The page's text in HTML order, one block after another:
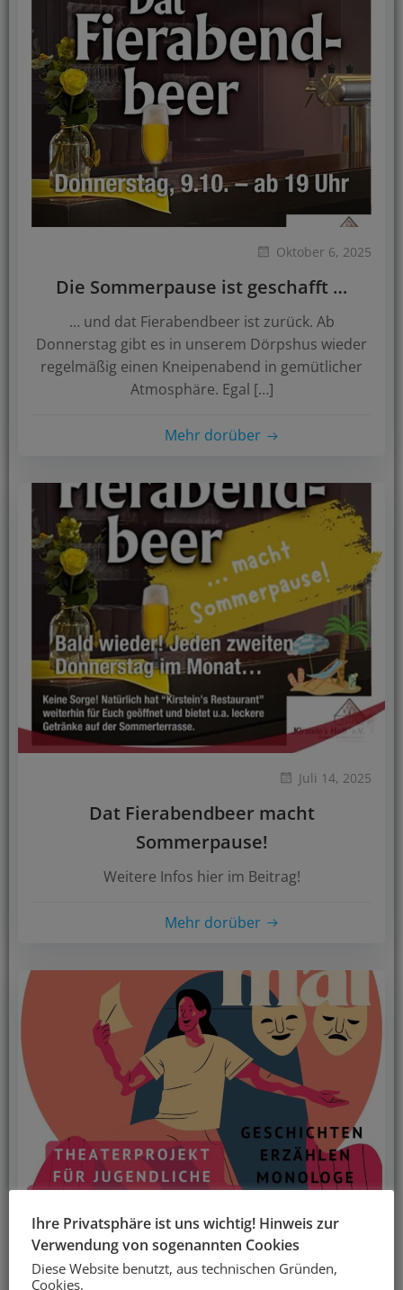
Oktober 6, 2025
Die Sommerpause ist geschafft …
… und dat Fierabendbeer ist zurück. Ab
Donnerstag gibt es in unserem Dörpshus wieder
regelmäßig einen Kneipenabend in gemütlicher
Atmosphäre. Egal […]
Mehr dorüber
Juli 14, 2025
Dat Fierabendbeer macht
Sommerpause!
Weitere Infos hier im Beitrag!
Mehr dorüber
Mai 31, 2025
Ihre Privatsphäre ist uns wichtig! Hinweis zur
Verwendung von sogenannten Cookies
Diese Website benutzt, aus technischen Gründen,
Cookies.